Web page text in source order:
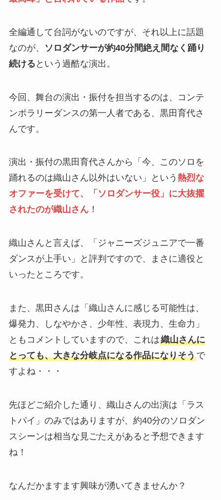
全編通して台詞がないのですが、それ以上に話題
なのが、
ソロダンサーが約40分間絶え間なく踊り
続ける という過酷な演出。
今回、舞台の演出・振付を担当するのは、コンテ
ンポラリーダンスの第一人者である、黒田育代さ
んです。
演出・振付の黒田育代さんから「今、このソロを
踊れるのは織山さん以外はいない」という 熱烈な
オファーを受けて、「ソロダンサー役」に大抜擢
されたのが織山さん！
織山さんと言えば、「ジャニーズジュニアで一番
ダンスが上手い」と評判ですので、まさに適役と
いったところです。
また、黒田さんは「織山さんに感じる可能性は、
爆発力、しなやかさ、少年性、表現力、生命力」
ともコメントしていますので、これは織山さんに
とっても、大きな分岐点になる作品になりそうで
すよね・・・
先ほどご紹介した通り、織山さんの出演は「ラス
トパイ」のみではありますが、約40分のソロダン
スシーンは相当な見ごたえがあると予想できます
ね！
なんだかますます興味が湧いてきませんか？